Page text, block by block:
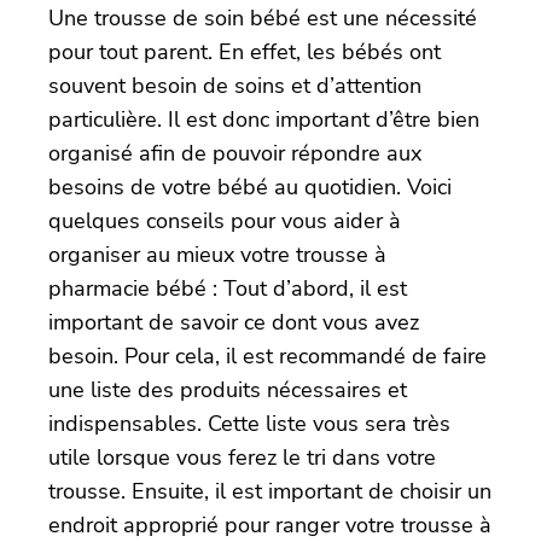
Une trousse de soin bébé est une nécessité
pour tout parent. En effet, les bébés ont
souvent besoin de soins et d’attention
particulière. Il est donc important d’être bien
organisé afin de pouvoir répondre aux
besoins de votre bébé au quotidien. Voici
quelques conseils pour vous aider à
organiser au mieux votre trousse à
pharmacie bébé : Tout d’abord, il est
important de savoir ce dont vous avez
besoin. Pour cela, il est recommandé de faire
une liste des produits nécessaires et
indispensables. Cette liste vous sera très
utile lorsque vous ferez le tri dans votre
trousse. Ensuite, il est important de choisir un
endroit approprié pour ranger votre trousse à